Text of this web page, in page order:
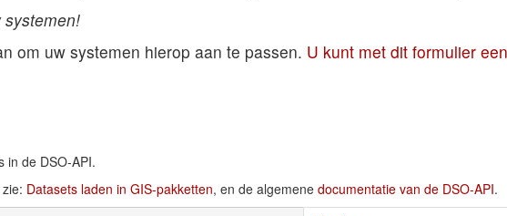
om uw systemen hierop aan te passen. U kunt met dit formulier
in de DSO-API.
Datasets laden in GIS-pakketten, en de algemene documentatie van de DSO-API.